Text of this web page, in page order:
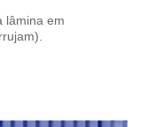
lâmina em